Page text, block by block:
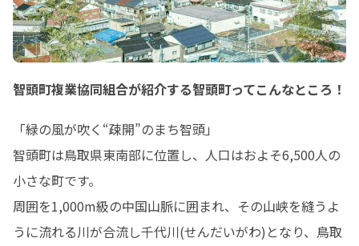
智頭町複業協同組合が紹介する智頭町ってこんなところ！
「緑の風が吹く“疎開”のまち智頭」
智頭町は鳥取県東南部に位置し、人口はおよそ6,500人の
小さな町です。
周囲を1,000m級の中国山脈に囲まれ、その山峡を縫うよ
うに流れる川が合流し千代川(せんだいがわ)となり、鳥取